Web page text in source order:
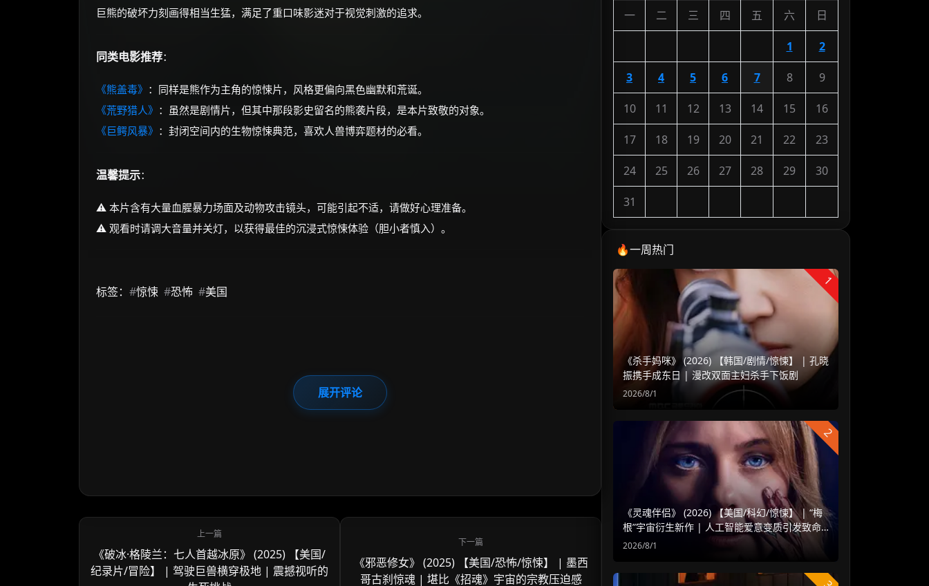
巨熊的破坏力刻画得相当生猛，满足了重口味影迷对于视觉刺激的追求。
同类电影推荐：
《熊盖毒》 ：同样是熊作为主角的惊悚片，风格更偏向黑色幽默和荒诞。
《荒野猎人》 ：虽然是剧情片，但其中那段影史留名的熊袭片段，是本片致敬的对象。
《巨鳄风暴》 ：封闭空间内的生物惊悚典范，喜欢人兽博弈题材的必看。
温馨提示：
⚠️ 本片含有大量血腥暴力场面及动物攻击镜头，可能引起不适，请做好心理准备。
⚠️ 观看时请调大音量并关灯，以获得最佳的沉浸式惊悚体验（胆小者慎入）。
标签： #惊悚 #恐怖 #美国
展开评论
《破冰·格陵兰：七人首越冰原》 (2025) 【美国/
纪录片/冒险】 | 驾驶巨兽横穿极地 | 震撼视听的
《邪恶修女》 (2025) 【美国/恐怖/惊悚】 | 墨西
哥古刹惊魂 | 堪比《招魂》宇宙的宗教压迫感
一 二 三 四 五 六 日
1 2
3 4 5 6 7 8 9
10 11 12 13 14 15 16
17 18 19 20 21 22 23
24 25 26 27 28 29 30
31
🔥一周热门
1
《杀手妈咪》 (2026) 【韩国/剧情/惊悚】 | 孔晓
振携手成东日 | 漫改双面主妇杀手下饭剧
2026/8/1
2
《灵魂伴侣》 (2026) 【美国/科幻/惊悚】 | “梅
根”宇宙衍生新作 | 人工智能爱意变质引发致命
危机
2026/8/1